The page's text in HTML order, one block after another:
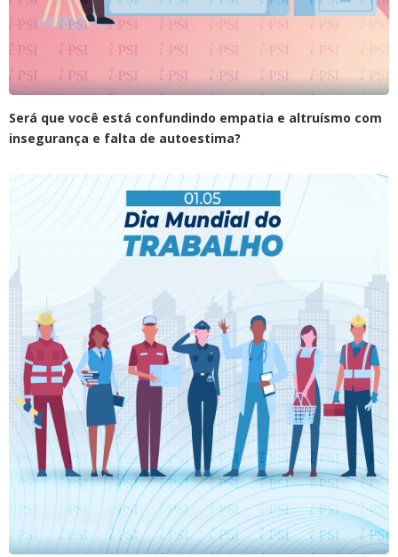
Será que você está confundindo empatia e altruísmo com
insegurança e falta de autoestima?